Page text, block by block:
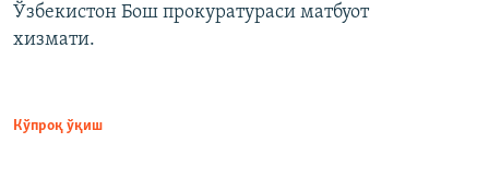
Ўзбекистон Бош прокуратураси матбуот
хизмати.
Кўпроқ ўқиш